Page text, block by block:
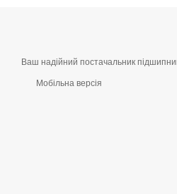
Ваш надійний постачальник
Мобільна версія